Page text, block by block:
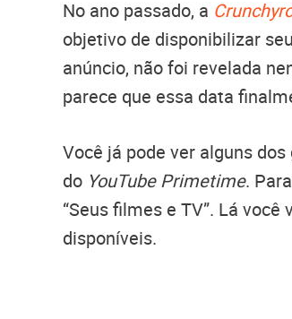
No ano passado, a
objetivo de disponibilizar
anúncio, não foi revelada
parece que essa data
Você já pode ver alguns
do YouTube Primetime.
“Seus filmes e TV”. Lá
disponíveis.